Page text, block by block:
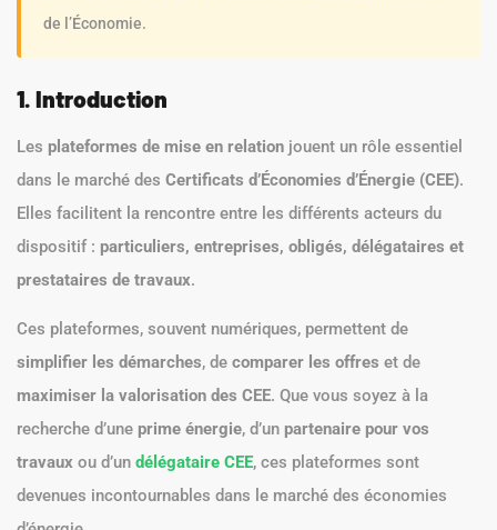
de l’Économie.
1. Introduction
Les plateformes de mise en relation jouent un rôle essentiel
dans le marché des Certificats d’Économies d’Énergie (CEE).
Elles facilitent la rencontre entre les différents acteurs du
dispositif : particuliers, entreprises, obligés, délégataires et
prestataires de travaux.
Ces plateformes, souvent numériques, permettent de
simplifier les démarches, de comparer les offres et de
maximiser la valorisation des CEE. Que vous soyez à la
recherche d’une prime énergie, d’un partenaire pour vos
travaux ou d’un délégataire CEE, ces plateformes sont
devenues incontournables dans le marché des économies